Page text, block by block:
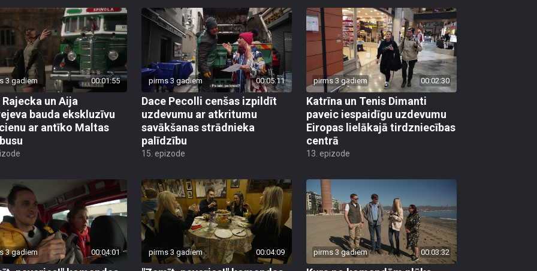
3 gadiem 00:01:55
un Aija
bauda ekskluzīvu
ar antīko Maltas
pirms 3 gadiem 00:05:11
Dace Pecolli cenšas izpildīt
uzdevumu ar atkritumu
savākšanas strādnieka
palīdzību
15. epizode
pirms 3 gadiem 00:02:30
Katrīna un Tenis Dimanti
paveic iespaidīgu uzdevumu
Eiropas lielākajā tirdzniecības
centrā
13. epizode
3 gadiem 00:04:01 pirms 3 gadiem 00:04:09 pirms 3 gadiem 00:03:32